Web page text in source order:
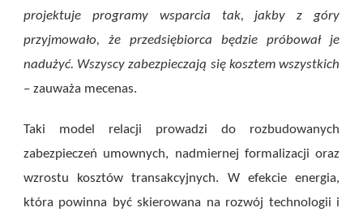
projektuje programy wsparcia tak, jakby z góry
przyjmowało, że przedsiębiorca będzie próbował je
nadużyć. Wszyscy zabezpieczają się kosztem wszystkich
– zauważa mecenas.
Taki model relacji prowadzi do rozbudowanych
zabezpieczeń umownych, nadmiernej formalizacji oraz
wzrostu kosztów transakcyjnych. W efekcie energia,
która powinna być skierowana na rozwój technologii i